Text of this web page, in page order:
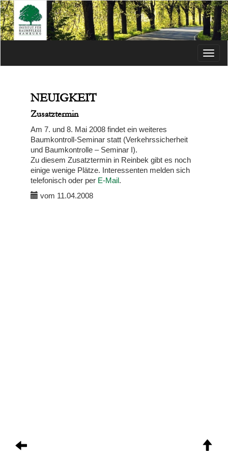
Menü
NEUIGKEIT
Zusatztermin
Am 7. und 8. Mai 2008 findet ein weiteres
Baumkontroll-Seminar statt (Verkehrssicherheit
und Baumkontrolle – Seminar I).
Zu diesem Zusatztermin in Reinbek gibt es noch
einige wenige Plätze. Interessenten melden sich
telefonisch oder per E-Mail.
vom 11.04.2008